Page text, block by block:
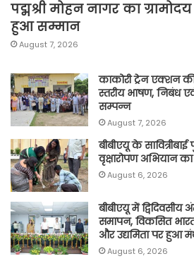
पद्मश्री मोहन नागर का ग्रामोदय
हुआ सम्मान
August 7, 2026
काकोरी ट्रेन एक्शन की
स्तरीय भाषण, निबंध
सम्पन्न
August 7, 2026
बीबीएयू के
वृक्षारोपण अभियान
August 6, 2026
बीबीएयू में द्विदिवसीय
समापन, विकसित
और उद्यमिता पर हुआ
August 6, 2026